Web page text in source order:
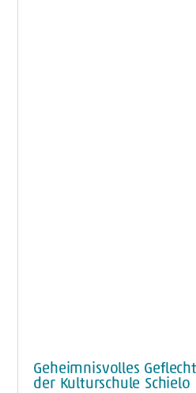
Geheimnisvolles
der Kulturschule Schielo